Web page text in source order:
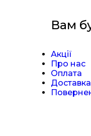
Вам
Акції
Про нас
Оплата
Доставка